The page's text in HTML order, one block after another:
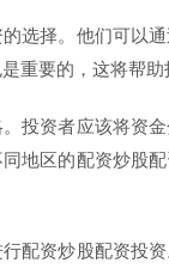
选择。他们可以
重要的，这将帮助
投资者应该将资
地区的配资炒股
配资炒股配资投